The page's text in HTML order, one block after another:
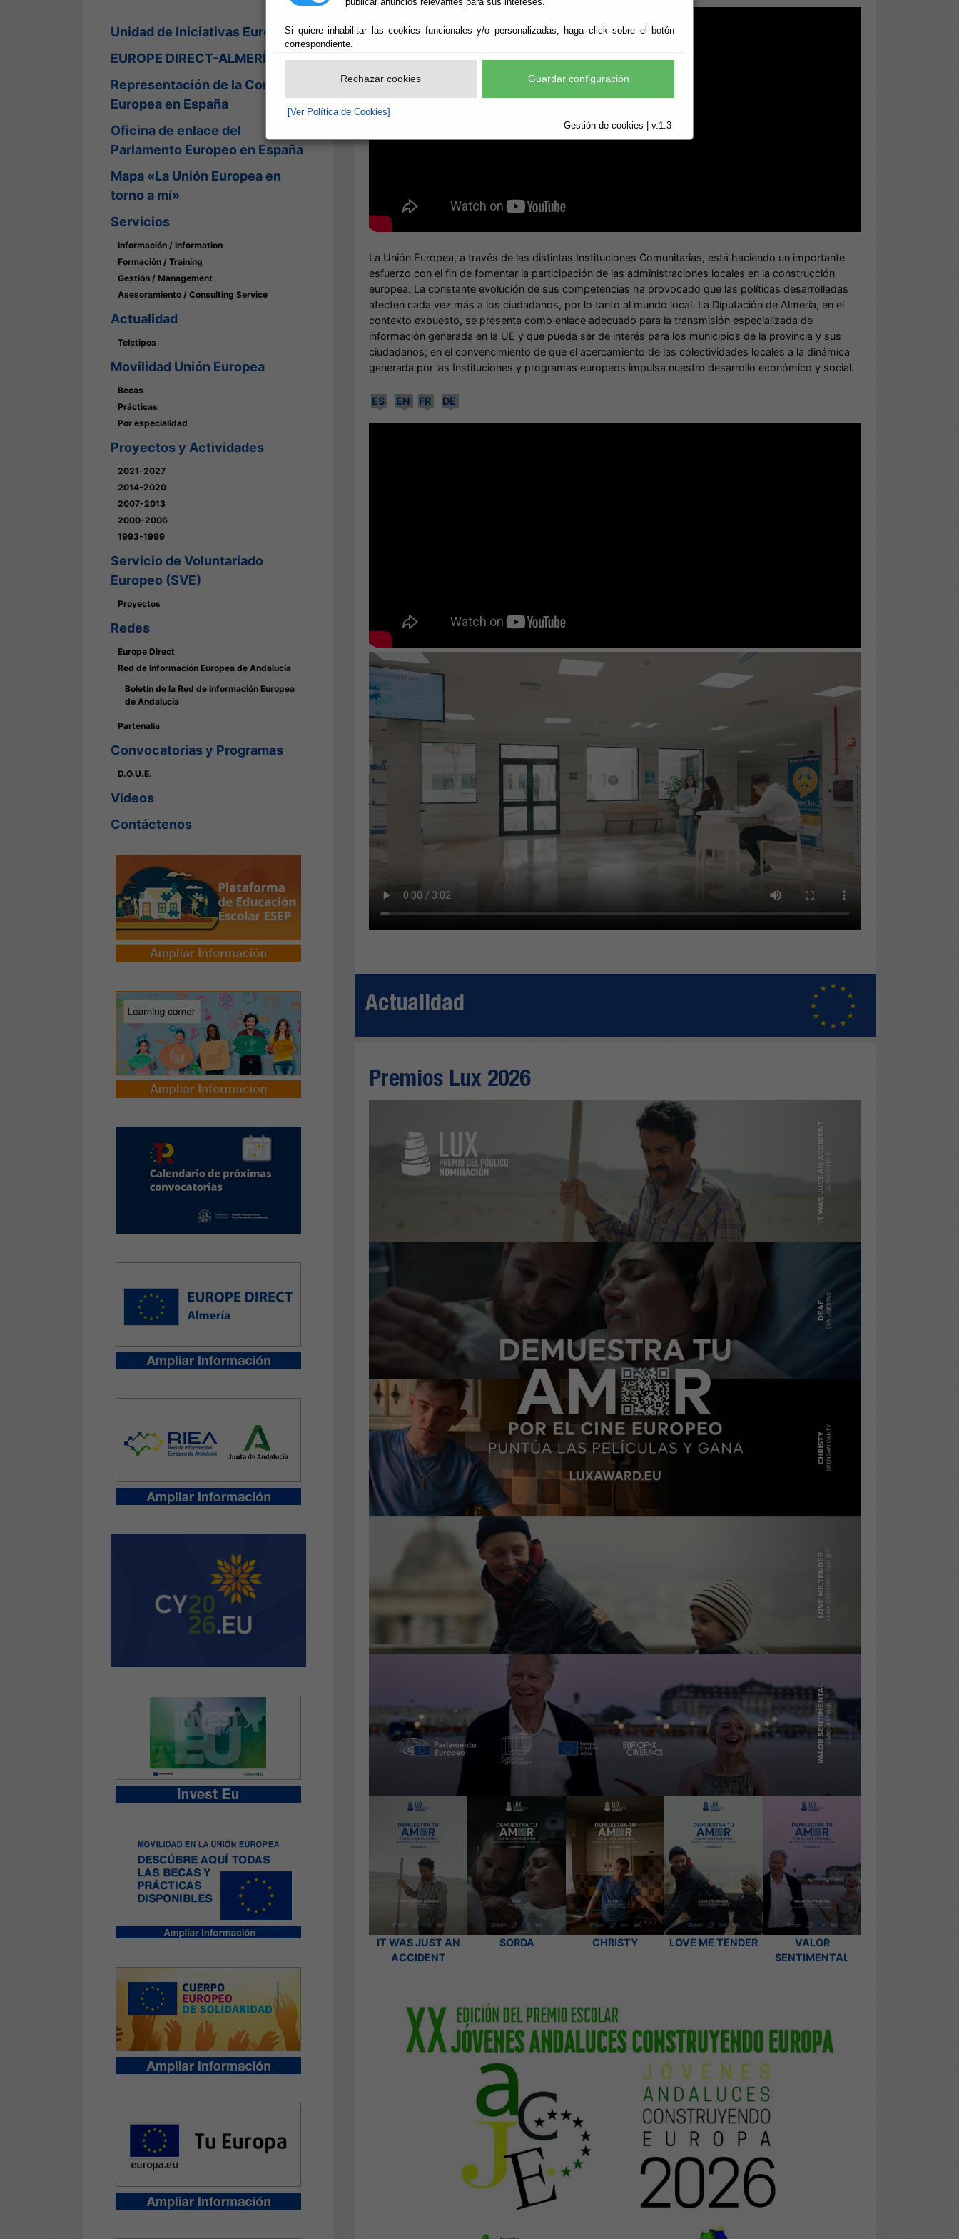
Si quiere inhabilitar las cookies funcionales y/o personalizadas, haga click sobre el botón
correspondiente.
Rechazar cookies Guardar configuración
[Ver Política de Cookies]
Gestión de cookies | v.1.3
Unidad de Iniciativas Europeas
EUROPE DIRECT-ALMERÍA
Representación de la Comisión
Europea en España
Oficina de enlace del
Parlamento Europeo en España
Mapa «La Unión Europea en
torno a mí»
Servicios
Información / Information
Formación / Training
Gestión / Management
Asesoramiento / Consulting Service
Actualidad
Teletipos
Movilidad Unión Europea
Becas
Prácticas
Por especialidad
Proyectos y Actividades
2021-2027
2014-2020
2007-2013
2000-2006
1993-1999
Servicio de Voluntariado
Europeo (SVE)
Proyectos
Redes
Europe Direct
Red de Información Europea de Andalucía
Boletín de la Red de Información Europea
de Andalucía
Partenalia
Convocatorias y Programas
D.O.U.E.
Vídeos
Contáctenos
La Unión Europea, a través de las distintas Instituciones Comunitarias, está haciendo un importante
esfuerzo con el fin de fomentar la participación de las administraciones locales en la construcción
europea. La constante evolución de sus competencias ha provocado que las políticas desarrolladas
afecten cada vez más a los ciudadanos, por lo tanto al mundo local. La Diputación de Almería, en el
contexto expuesto, se presenta como enlace adecuado para la transmisión especializada de
información generada en la UE y que pueda ser de interés para los municipios de la provincia y sus
ciudadanos; en el convencimiento de que el acercamiento de las colectividades locales a la dinámica
generada por las Instituciones y programas europeos impulsa nuestro desarrollo económico y social.
ES EN FR DE
Actualidad
Premios Lux 2026
IT WAS JUST AN
ACCIDENT
SORDA CHRISTY LOVE ME TENDER
VALOR
SENTIMENTAL